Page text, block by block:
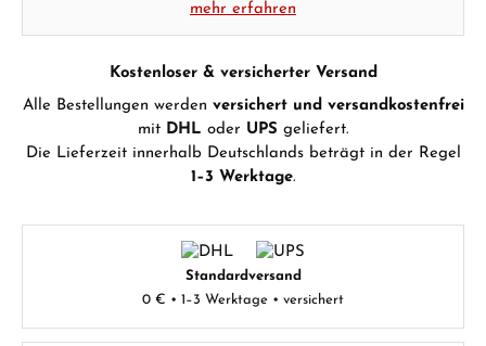
mehr erfahren
Kostenloser & versicherter Versand
Alle Bestellungen werden versichert und versandkostenfrei
mit DHL oder UPS geliefert.
Die Lieferzeit innerhalb Deutschlands beträgt in der Regel
1–3 Werktage.
Standardversand
0 € • 1–3 Werktage • versichert